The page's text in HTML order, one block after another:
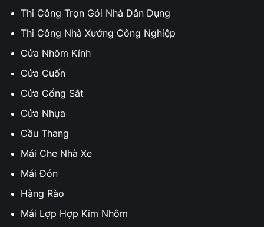
Thi Công Trọn Gói Nhà Dân Dụng
Thi Công Nhà Xưởng Công Nghiệp
Cửa Nhôm Kính
Cửa Cuốn
Cửa Cổng Sắt
Cửa Nhựa
Cầu Thang
Mái Che Nhà Xe
Mái Đón
Hàng Rào
Mái Lợp Hợp Kim Nhôm